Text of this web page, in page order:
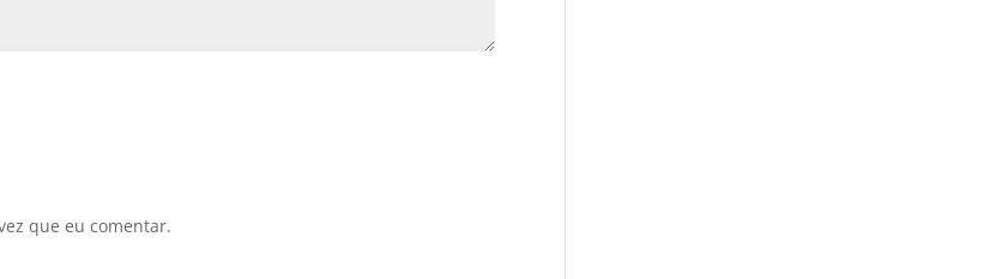
que eu comentar.